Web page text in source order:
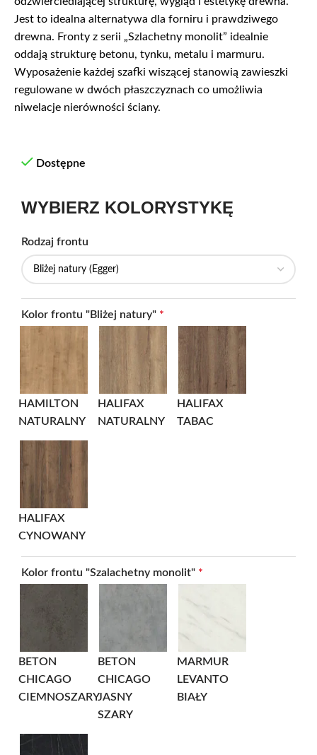
Jest to idealna alternatywa dla forniru i prawdziwego
drewna. Fronty z serii „Szlachetny monolit” idealnie
oddają strukturę betonu, tynku, metalu i marmuru.
Wyposażenie każdej szafki wiszącej stanowią zawieszki
regulowane w dwóch płaszczyznach co umożliwia
niwelacje nierówności ściany.
Dostępne
WYBIERZ KOLORYSTYKĘ
Rodzaj frontu
Kolor frontu "Bliżej natury" *
HAMILTON
NATURALNY
HALIFAX
NATURALNY
HALIFAX
TABAC
HALIFAX
CYNOWANY
Kolor frontu "Szalachetny monolit" *
BETON
CHICAGO
CIEMNOSZARY
BETON
CHICAGO
JASNY
SZARY
MARMUR
LEVANTO
BIAŁY